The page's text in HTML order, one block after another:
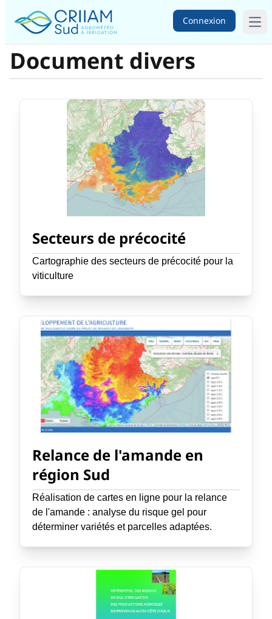
Connexion
Document divers
Secteurs de précocité
Cartographie des secteurs de précocité pour la
viticulture
Relance de l'amande en
région Sud
Réalisation de cartes en ligne pour la relance
de l'amande : analyse du risque gel pour
déterminer variétés et parcelles adaptées.